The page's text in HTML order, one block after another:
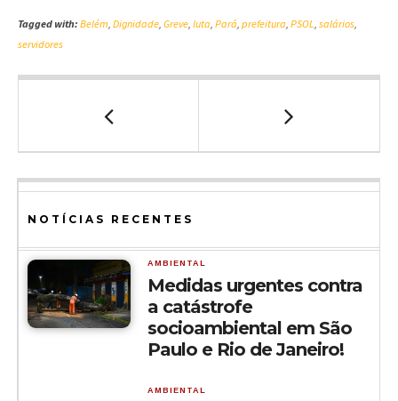
Tagged with: Belém, Dignidade, Greve, luta, Pará, prefeitura, PSOL, salários,
servidores
NOTÍCIAS RECENTES
AMBIENTAL
Medidas urgentes contra
a catástrofe
socioambiental em São
Paulo e Rio de Janeiro!
AMBIENTAL